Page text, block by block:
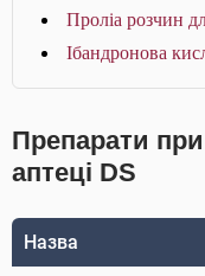
Проліа розчин
Ібандронова
Препарати при
аптеці DS
Назва